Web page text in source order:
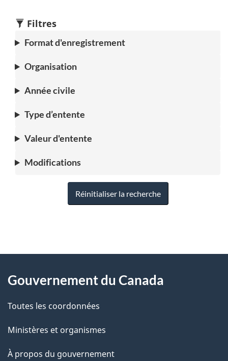
Filtres
Format d'enregistrement
Organisation
Année civile
Type d’entente
Valeur d'entente
Modifications
Réinitialiser la recherche
D
t
a
l
s
propos
ce
site
Gouvernement du Canada
Toutes les coordonnées
Ministères et organismes
À propos du gouvernement